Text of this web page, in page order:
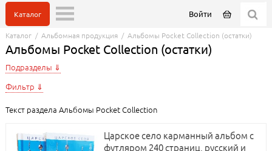
Войти
Каталог
Каталог/ Альбомная продукция/ Альбомы Pocket Collection (остатки)
Альбомы Pocket Collection (остатки)
Подразделы
Фильтр
Текст раздела Альбомы Pocket Collection
Царское село карманный альбом с
футляром 240 страниц, русский и